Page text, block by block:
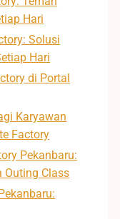
Hari
Solusi
Hari
di Portal
Karyawan
Factory
Pekanbaru:
Outing Class